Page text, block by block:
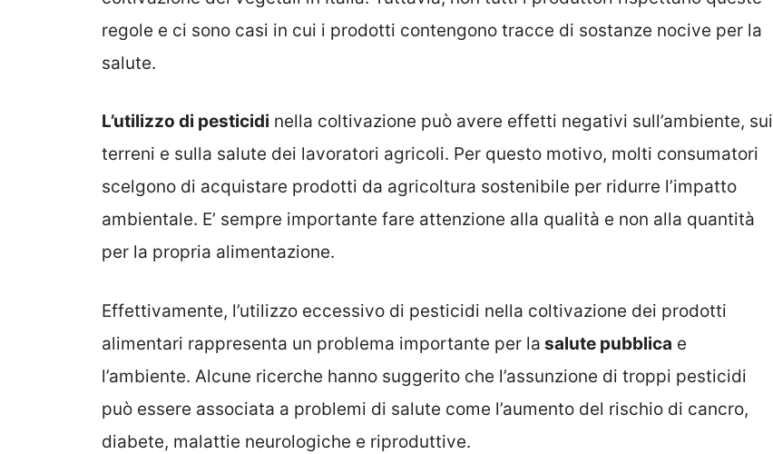
regole e ci sono casi in cui i prodotti contengono tracce di sostanze nocive per la
salute.
L’utilizzo di pesticidi nella coltivazione può avere effetti negativi sull’ambiente, sui
terreni e sulla salute dei lavoratori agricoli. Per questo motivo, molti consumatori
scelgono di acquistare prodotti da agricoltura sostenibile per ridurre l’impatto
ambientale. E’ sempre importante fare attenzione alla qualità e non alla quantità
per la propria alimentazione.
Effettivamente, l’utilizzo eccessivo di pesticidi nella coltivazione dei prodotti
alimentari rappresenta un problema importante per la salute pubblica e
l’ambiente. Alcune ricerche hanno suggerito che l’assunzione di troppi pesticidi
può essere associata a problemi di salute come l’aumento del rischio di cancro,
diabete, malattie neurologiche e riproduttive.